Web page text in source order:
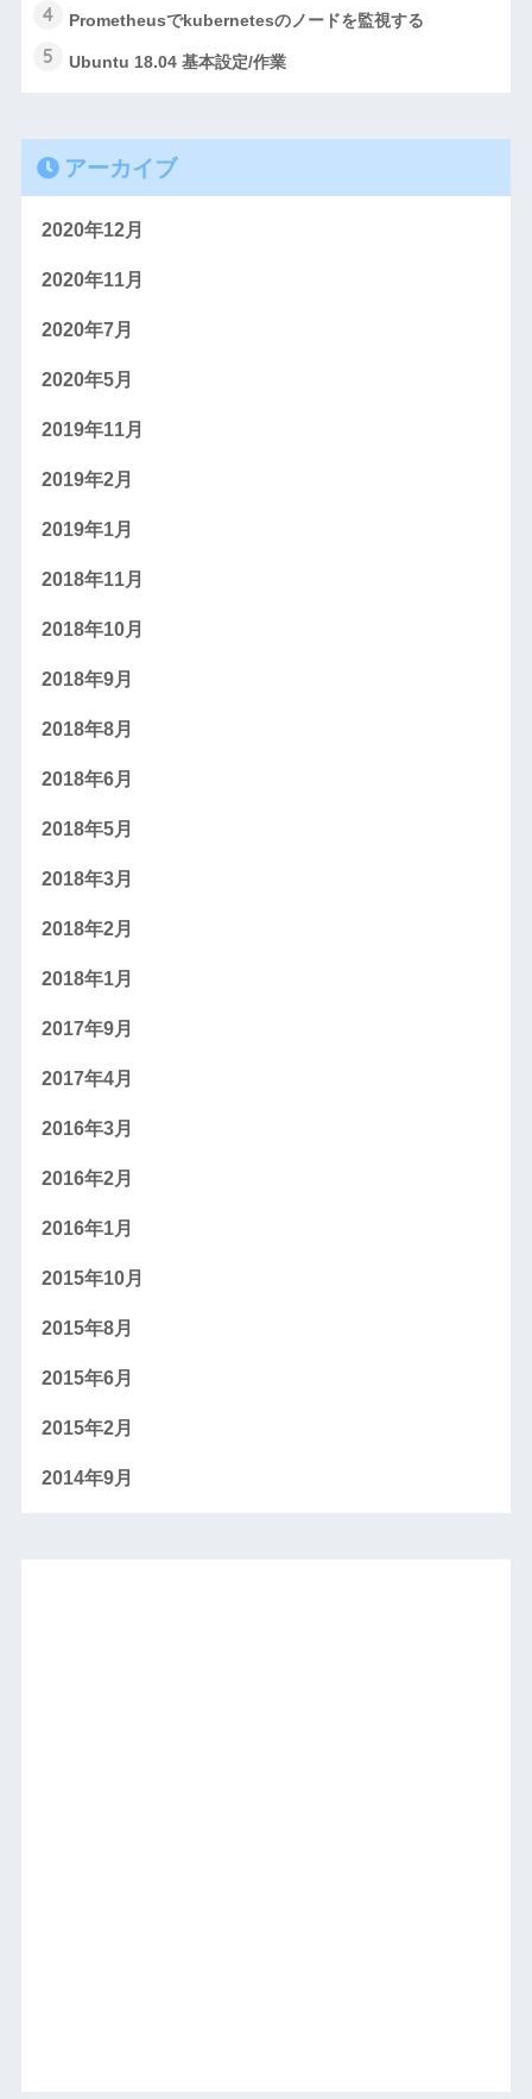
4 Prometheusでkubernetesのノードを監視する
5 Ubuntu 18.04 基本設定/作業
アーカイブ
2020年12月
2020年11月
2020年7月
2020年5月
2019年11月
2019年2月
2019年1月
2018年11月
2018年10月
2018年9月
2018年8月
2018年6月
2018年5月
2018年3月
2018年2月
2018年1月
2017年9月
2017年4月
2016年3月
2016年2月
2016年1月
2015年10月
2015年8月
2015年6月
2015年2月
2014年9月